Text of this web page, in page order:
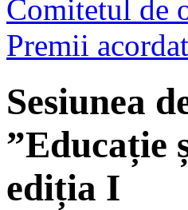
Comitetul de
Premii
Sesiunea
”Educație
ediția I